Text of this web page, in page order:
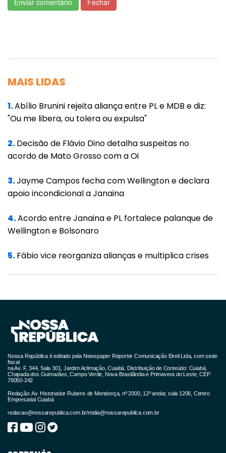
das doses é realizada nos grupos prioritários
com nomes de mortos são preliminares e
tratados como indícios de irregularidades. A
após as manifestações dos responsáveis
pelas campanhas nos municípios.
Até esta segunda-feira (19), Mato Grosso
registrou 344.792 casos de Covid-19, com
9.168 mortes.
Em março, a CGU (Controladoria-Geral da
União) divulgou que em uma primeira rodada
de análises da vacinação no país foram
O número representa 0,5% do total de doses
consideradas no universo de análise.
Entre as inconsistências apontadas na
em pessoas que aparecem como mortas no
Sistema de Informações de Mortalidade do
Ministério da Saúde, com declarações de
óbitos anteriores ao início da vacinação.
MAIS LIDAS
1.Abílio Brunini rejeita aliança entre PL e MDB e diz:
"Ou me libera, ou tolera ou expulsa"
2.Decisão de Flávio Dino detalha suspeitas no
acordo de Mato Grosso com a Oi
3.Jayme Campos fecha com Wellington e declara
apoio incondicional a Janaina
4.Acordo entre Janaina e PL fortalece palanque de
Wellington e Bolsonaro
5.Fábio vice reorganiza alianças e multiplica crises
Nossa República é editado pela Newspaper Reporter Comunicação Eireli Ltda, com sede
fiscal
na Av. F, 344, Sala 301, Jardim Aclimação, Cuiabá. Distribuição de Conteúdo: Cuiabá,
Chapada dos Guimarães, Campo Verde, Nova Brasilândia e Primavera do Leste, CEP
78050-242
Redação: Av. Historiador Rubens de Mendonça, nº 2000, 12º andar, sala 1206, Centro
Empresarial Cuiabá
redacao@nossarepublica.com.br/midia@nossarepublica.com.br